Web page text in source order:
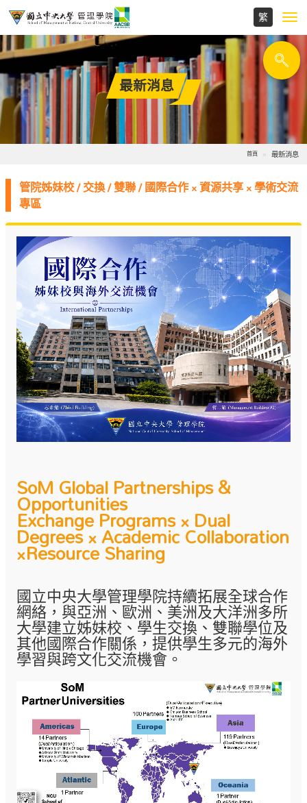
最新消息
首頁 最新消息
管院姊妹校 / 交換 / 雙聯 / 國際合作 × 資源共享 × 學術交流
專區
SoM Global Partnerships &
Opportunities
Exchange Programs × Dual
Degrees × Academic Collaboration
×Resource Sharing
國立中央大學管理學院持續拓展全球合作
網絡，與亞洲、歐洲、美洲及大洋洲多所
大學建立姊妹校、學生交換、雙聯學位及
其他國際合作關係，提供學生多元的海外
學習與跨文化交流機會。